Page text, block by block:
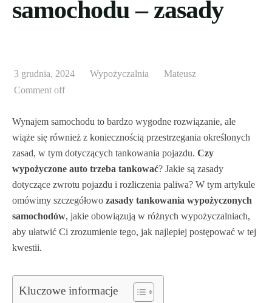
Zadar
Preweza
Santorini
Korfu
Bilbao
Madryt
Walencja
Fuerteventura
Gran Canaria
Gdańsk
Kraków
Olsztyn
Poznań
Rzeszów
Wrocław
Samochody Z Chin
Ubezpieczenia
samochodu – zasady
3 grudnia, 2024 Wypożyczalnia
Mateusz
Comment off
Wynajem samochodu to bardzo wygodne rozwiązanie, ale
wiąże się również z koniecznością przestrzegania określonych
zasad, w tym dotyczących tankowania pojazdu. Czy
wypożyczone auto trzeba tankować? Jakie są zasady
dotyczące zwrotu pojazdu i rozliczenia paliwa? W tym artykule
omówimy szczegółowo zasady tankowania wypożyczonych
samochodów, jakie obowiązują w różnych wypożyczalniach,
aby ułatwić Ci zrozumienie tego, jak najlepiej postępować w tej
kwestii.
Kluczowe informacje